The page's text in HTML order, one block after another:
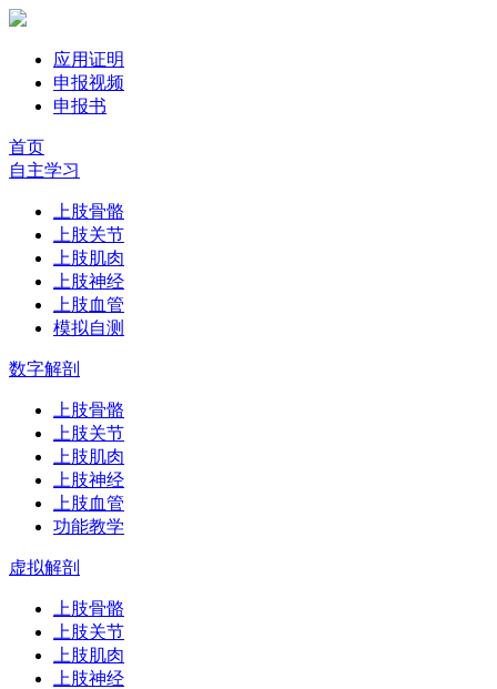
应用证明
申报视频
申报书
首页
自主学习
上肢骨骼
上肢关节
上肢肌肉
上肢神经
上肢血管
模拟自测
数字解剖
上肢骨骼
上肢关节
上肢肌肉
上肢神经
上肢血管
功能教学
虚拟解剖
上肢骨骼
上肢关节
上肢肌肉
上肢神经